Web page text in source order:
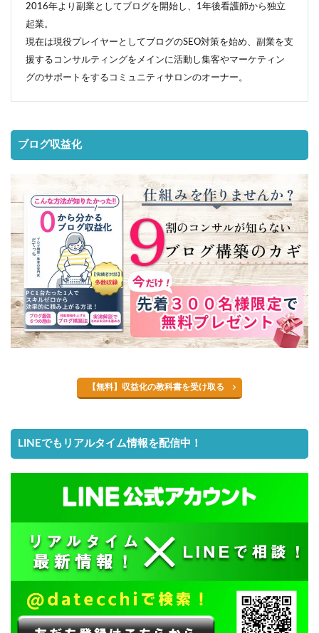
2016年より副業としてブログを開始し、1年後看護師から独立
起業。
現在は現役プレイヤーとしてブログのSEO対策を始め、副業を支
援するコンサルティングをメインに活動し集客やマーケティン
グのサポートをするコミュニティサロンのオーナー。
ブログ収益化
【無料】収益化の教科書を受け取る
LINEでもリアルタイム情報を配信中！